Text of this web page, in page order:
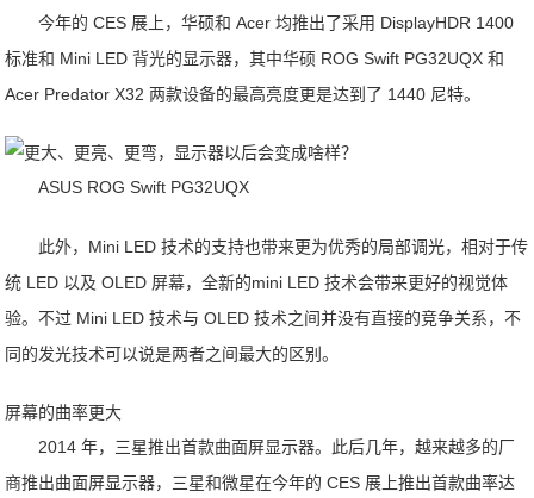
今年的 CES 展上，华硕和 Acer 均推出了采用 DisplayHDR 1400
标准和 Mini LED 背光的显示器，其中华硕 ROG Swift PG32UQX 和
Acer Predator X32 两款设备的最高亮度更是达到了 1440 尼特。
ASUS ROG Swift PG32UQX
此外，Mini LED 技术的支持也带来更为优秀的局部调光，相对于传
统 LED 以及 OLED 屏幕，全新的mini LED 技术会带来更好的视觉体
验。不过 Mini LED 技术与 OLED 技术之间并没有直接的竞争关系，不
同的发光技术可以说是两者之间最大的区别。
屏幕的曲率更大
2014 年，三星推出首款曲面屏显示器。此后几年，越来越多的厂
商推出曲面屏显示器，三星和微星在今年的 CES 展上推出首款曲率达